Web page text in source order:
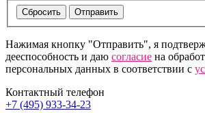
Нажимая кнопку "Отправить", я
дееспособность и даю согласие на
персональных данных в соответствии с
Контактный телефон
+7 (495) 933-34-23